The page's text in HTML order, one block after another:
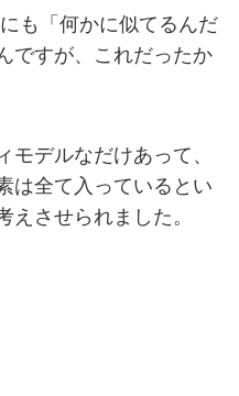
も「何かに似てるんだ
ですが、これだったか
モデルなだけあって、
は全て入っているとい
えさせられました。